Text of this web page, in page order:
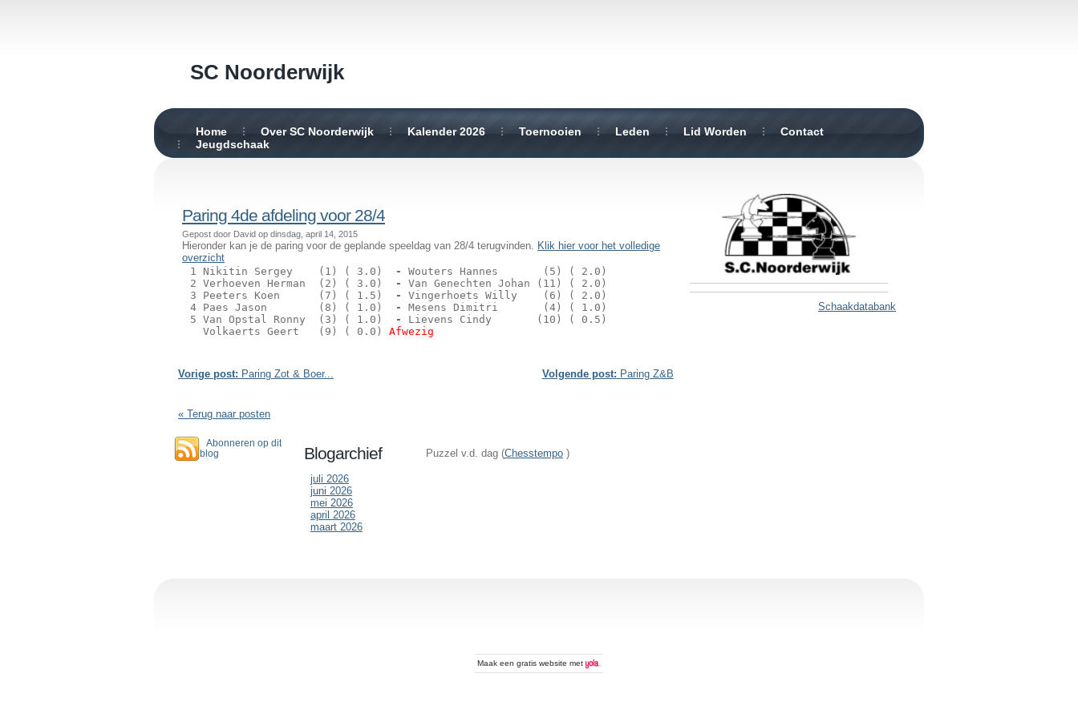
SC Noorderwijk
Home Over SC Noorderwijk Kalender 2026 Toernooien Leden Lid Worden
Contact
Jeugdschaak
Paring 4de afdeling voor 28/4
Gepost door David op dinsdag, april 14, 2015
Hieronder kan je de paring voor de geplande speeldag van 28/4 terugvinden. Klik hier voor het volledige
overzicht
1 Nikitin Sergey    (1) ( 3.0)
- Wouters Hannes       (5) ( 2.0)
2 Verhoeven Herman  (2) ( 3.0)
- Van Genechten Johan (11) ( 2.0)
3 Peeters Koen      (7) ( 1.5)
- Vingerhoets Willy    (6) ( 2.0)
4 Paes Jason        (8) ( 1.0)
- Mesens Dimitri       (4) ( 1.0)
5 Van Opstal Ronny  (3) ( 1.0)
- Lievens Cindy       (10) ( 0.5)
   Volkaerts Geert   (9) ( 0.0)
Afwezig
Volgende post: Paring Z&B
Vorige post: Paring Zot & Boer...
« Terug naar posten
Abonneren op dit
blog
Blogarchief
juli 2026
juni 2026
mei 2026
april 2026
maart 2026
Puzzel v.d. dag (Chesstempo)
Schaakdatabank
Maak eengratis website met